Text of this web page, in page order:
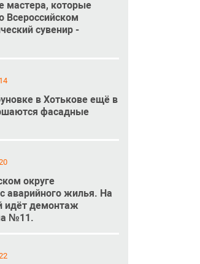
мастера, которые
Всероссийском
сувенир -
в Хотькове ещё в
фасадные
округе
аварийного жилья. На
идёт демонтаж
№11.